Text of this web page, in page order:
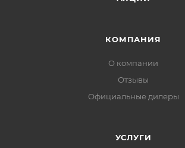
КОМПАНИЯ
О компании
Отзывы
Официальные дилеры
УСЛУГИ